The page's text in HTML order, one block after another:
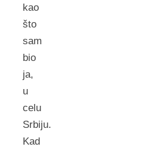
kao
što
sam
bio
ja,
u
celu
Srbiju.
Kad